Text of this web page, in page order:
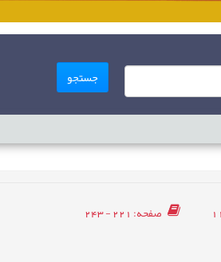
جستجو
صفحه: 221 - 243